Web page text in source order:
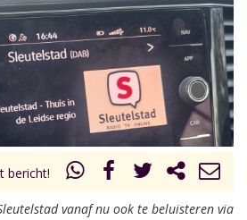
uur 1 van 0 Volgend uur
bericht!
vanaf nu ook te beluisteren via